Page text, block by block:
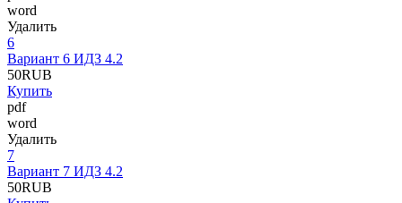
word
Удалить
6
Вариант 6 ИДЗ 4.2
50RUB
Купить
pdf
word
Удалить
7
Вариант 7 ИДЗ 4.2
50RUB